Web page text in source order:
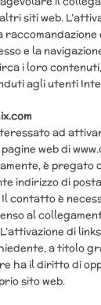
siti web.
raccomandazione
e la
i loro
agli utenti
ad
web di
è
indirizzo di
Il contatto è
al
di
a titolo
ha il diritto di
sito web.